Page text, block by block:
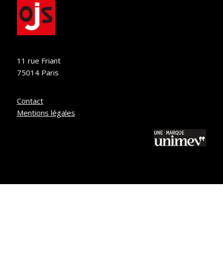
11 rue Friant
75014 Paris
Contact
Mentions légales